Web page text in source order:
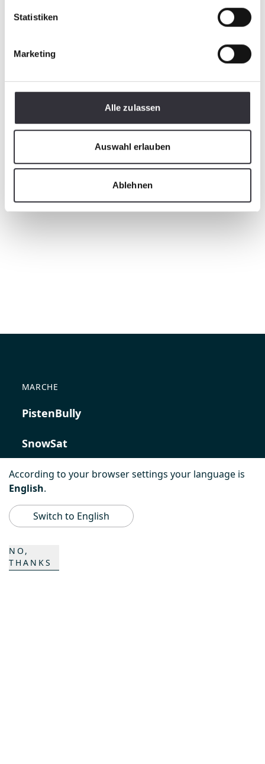
Statistiken
Marketing
Alle zulassen
Auswahl erlauben
Ablehnen
MARCHE
PistenBully
SnowSat
PowerBully
BeachTech
K COMPOSITES
According to your browser settings your language is
English.
NO,
THANKS
Switch to English